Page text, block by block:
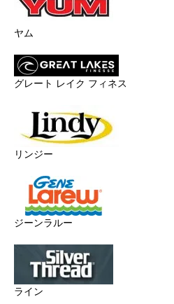
ヤム
グレート レイク フィネス
リンジー
ジーンラルー
ライン